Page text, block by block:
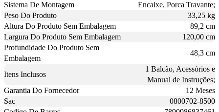
Sistema De Montagem
Encaixe, Porca Travante;
Peso Do Produto
33,25 kg
Altura Do Produto Sem Embalagem
89,2 cm
Largura Do Produto Sem Embalagem
120,00 cm
Profundidade Do Produto Sem
Embalagem
48,3 cm
Itens Inclusos
1 Balcão, Acessórios e
Manual de Instruções;
Garantia Do Fornecedor
12 Meses
Sac
0800702-8500